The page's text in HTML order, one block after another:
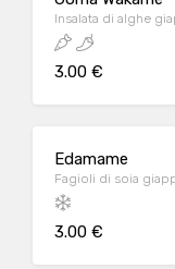
Insalata di alghe
3.00 €
Edamame
Fagioli di soia
3.00 €